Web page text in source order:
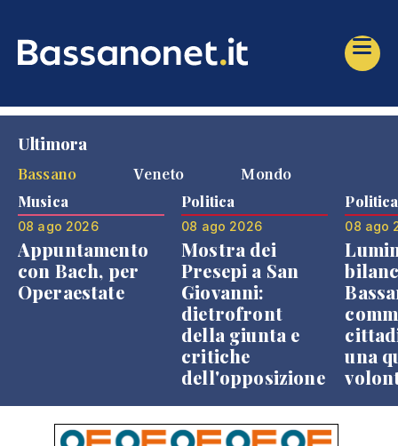
Ultimora
Bassano
Veneto Mondo
Musica
08 ago 2026
Appuntamento
con Bach, per
Operaestate
Politica
08 ago 2026
Mostra dei
Presepi a San
Giovanni:
dietrofront
della giunta e
critiche
dell'opposizione
Politica
08 ago
una